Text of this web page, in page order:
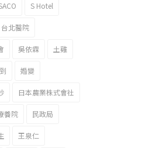
S Hotel
台北醫院
吳依霖 土雞
婚變
日本農業株式會社
養院 民政局
王泉仁